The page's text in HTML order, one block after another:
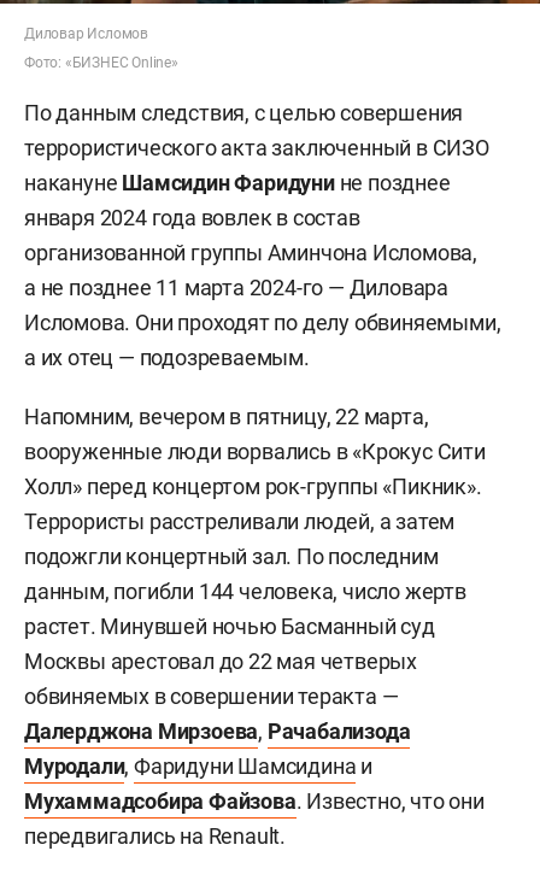
Диловар Исломов
Фото: «БИЗНЕС Online»
По данным следствия, с целью совершения
террористического акта заключенный в СИЗО
накануне Шамсидин Фаридунине позднее
января 2024 года вовлек в состав
организованной группы Аминчона Исломова,
а не позднее 11 марта 2024-го — Диловара
Исломова. Они проходят по делу обвиняемыми,
а их отец — подозреваемым.
Напомним, вечером в пятницу, 22 марта,
вооруженные люди ворвались в «Крокус Сити
Холл» перед концертом рок-группы «Пикник».
Террористы расстреливали людей, а затем
подожгли концертный зал. По последним
данным, погибли 144 человека, число жертв
растет. Минувшей ночью Басманный суд
Москвы арестовал до 22 мая четверых
обвиняемых в совершении теракта —
Далерджона Мирзоева, Рачабализода
Муродали,Фаридуни Шамсидина и
Мухаммадсобира Файзова. Известно, что они
передвигались на Renault.